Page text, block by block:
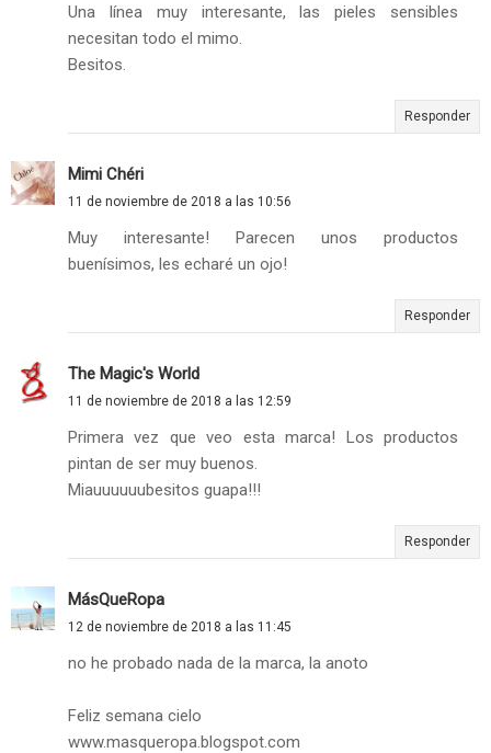
Una línea muy interesante, las pieles sensibles
necesitan todo el mimo.
Besitos.
Responder
Mimi Chéri
11 de noviembre de 2018 a las 10:56
Muy interesante! Parecen unos productos
buenísimos, les echaré un ojo!
Responder
The Magic's World
11 de noviembre de 2018 a las 12:59
Primera vez que veo esta marca! Los productos
pintan de ser muy buenos.
Miauuuuuubesitos guapa!!!
Responder
MásQueRopa
12 de noviembre de 2018 a las 11:45
no he probado nada de la marca, la anoto
Feliz semana cielo
www.masqueropa.blogspot.com